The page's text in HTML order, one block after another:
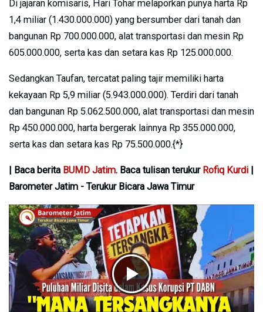
Di jajaran komisaris, Hari Tohar melaporkan punya harta Rp
1,4 miliar (1.430.000.000) yang bersumber dari tanah dan
bangunan Rp 700.000.000, alat transportasi dan mesin Rp
605.000.000, serta kas dan setara kas Rp 125.000.000.
Sedangkan Taufan, tercatat paling tajir memiliki harta
kekayaan Rp 5,9 miliar (5.943.000.000). Terdiri dari tanah
dan bangunan Rp 5.062.500.000, alat transportasi dan mesin
Rp 450.000.000, harta bergerak lainnya Rp 355.000.000,
serta kas dan setara kas Rp 75.500.000.{*}
| Baca berita BUMD Jatim. Baca tulisan terukur Rofiq Kurdi
Barometer Jatim - Terukur Bicara Jawa Timur